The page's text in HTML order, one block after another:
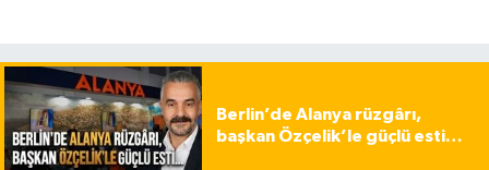
Berlin’de Alanya rüzgârı,
başkan Özçelik’le güçlü esti…